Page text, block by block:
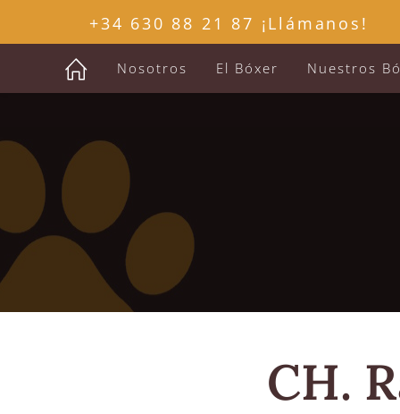
+34 630 88 21 87 ¡Llámanos!
Nosotros El Bóxer Nuestros
CH.